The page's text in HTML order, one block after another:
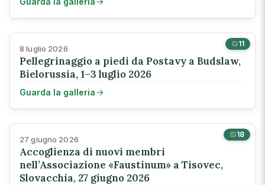
11
8 luglio 2026
Pellegrinaggio a piedi da Postavy a Budslaw,
Bielorussia, 1–3 luglio 2026
Guarda la galleria
18
27 giugno 2026
Accoglienza di nuovi membri
nell’Associazione «Faustinum» a Tisovec,
Slovacchia, 27 giugno 2026